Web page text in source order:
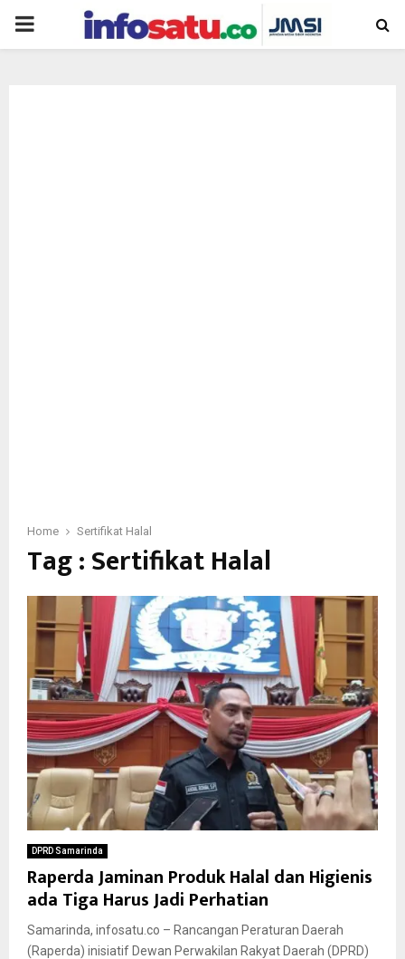
PRIMARY
Home Sertifikat Halal
Tag : Sertifikat Halal
DPRD Samarinda
Raperda Jaminan Produk Halal dan Higienis
ada Tiga Harus Jadi Perhatian
Samarinda, infosatu.co – Rancangan Peraturan Daerah
(Raperda) inisiatif Dewan Perwakilan Rakyat Daerah (DPRD)